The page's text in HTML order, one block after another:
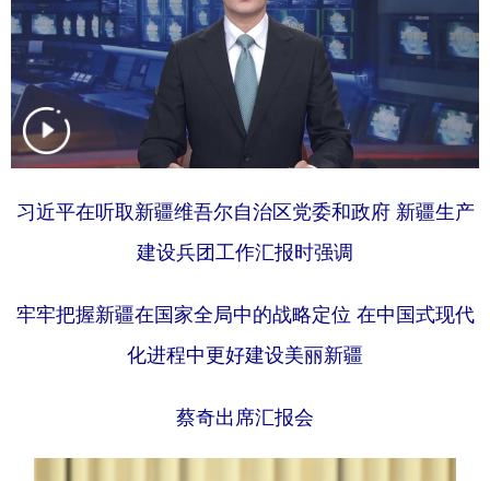
法律 中央文件 金融 汽车
食品 人居 数字经济
学术中国 乡村振兴 银龄 溯源中国
城市 旅游 能源 会展
彩票 娱乐 时尚 悦读
一带一路 亚太网
文化产业
习近平在听取新疆维吾尔自治区党委和政府 新疆生产
建设兵团工作汇报时强调
牢牢把握新疆在国家全局中的战略定位 在中国式现代
化进程中更好建设美丽新疆
蔡奇出席汇报会